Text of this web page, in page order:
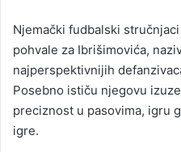
Njemački fudbalski
pohvale za Ibrišimovića,
najperspektivnijih
Posebno ističu njegovu
preciznost u pasovima, igru
igre.